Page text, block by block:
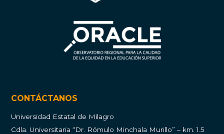
CONTÁCTANOS
Universidad Estatal de Milagro
Cdla. Universitaria “Dr. Rómulo Minchala Murillo” – km. 1.5